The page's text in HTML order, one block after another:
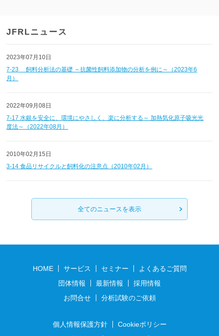
JFRLニュース
全てのニュースを表示
2023年07月10日
7-23 飼料分析法の基礎 ～抗菌性飼料添加物の分析を例に～（2023年6
月）
2022年09月08日
7-17 水銀を安全に、環境にやさしく、楽に分析する～ 加熱気化原子吸光光
度法～（2022年08月）
2010年02月15日
3-14 食品リサイクルと飼料化の注意点（2010年02月）
HOME サービス セミナー
よくあるご質問
団体情報
最新情報
採用情報
お問合せ
分析試験のご依頼
個人情報保護方針
Cookieポリシー